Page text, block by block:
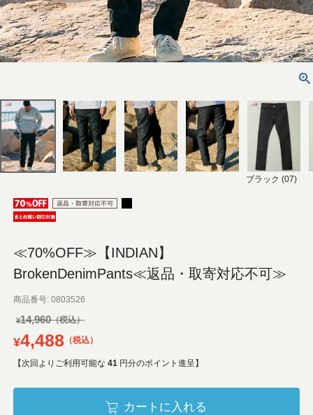
ブラック (07)
≪70%OFF≫【INDIAN】
BrokenDenimPants≪返品・取寄対応不可≫
商品番号 0803526
¥14,960
¥4,488 税込
【次回よりご利用可能な 41 円分のポイント進呈】
カートに入れる